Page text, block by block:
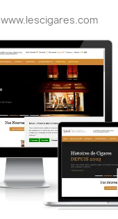
www.lescigares.com